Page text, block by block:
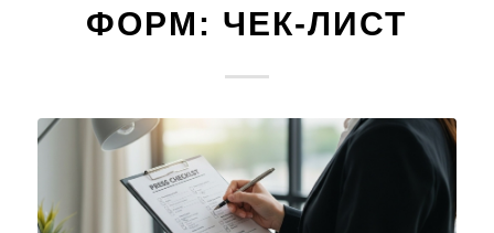
ФОРМ: ЧЕК-ЛИСТ